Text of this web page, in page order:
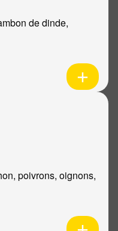
de dinde,
poivrons, oignons,